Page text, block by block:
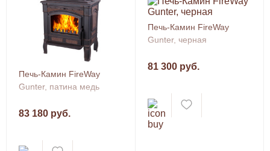
Печь-Камин FireWay
Gunter, патина медь
83 180 руб.
Печь-Камин FireWay
Gunter, черная
81 300 руб.